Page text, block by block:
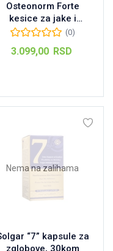
Osteonorm Forte
kesice za jake i
kosti, 20kom
(0)
3.099,00 RSD
Nema na zalihama
“7” kapsule za